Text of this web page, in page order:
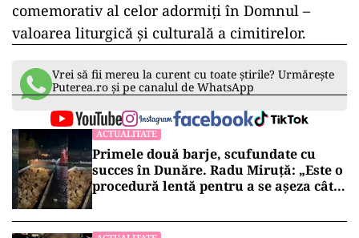
comemorativ al celor adormiţi în Domnul –
valoarea liturgică şi culturală a cimitirelor.
Vrei să fii mereu la curent cu toate știrile? Urmărește
Puterea.ro și pe canalul de WhatsApp
ACTUALITATE
Primele două barje, scufundate cu
succes în Dunăre. Radu Miruță: „Este o
procedură lentă pentru a se așeza cât